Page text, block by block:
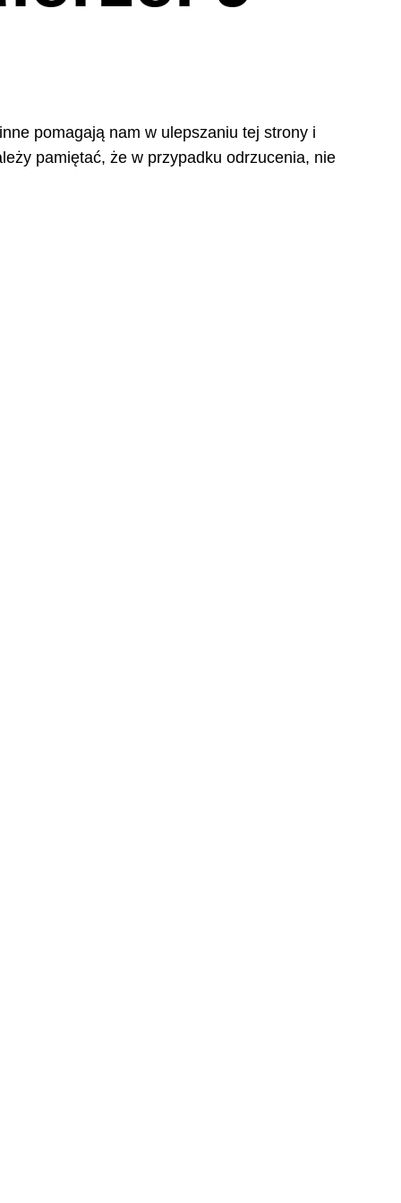
pomagają nam w ulepszaniu tej strony i
pamiętać, że w przypadku odrzucenia, nie